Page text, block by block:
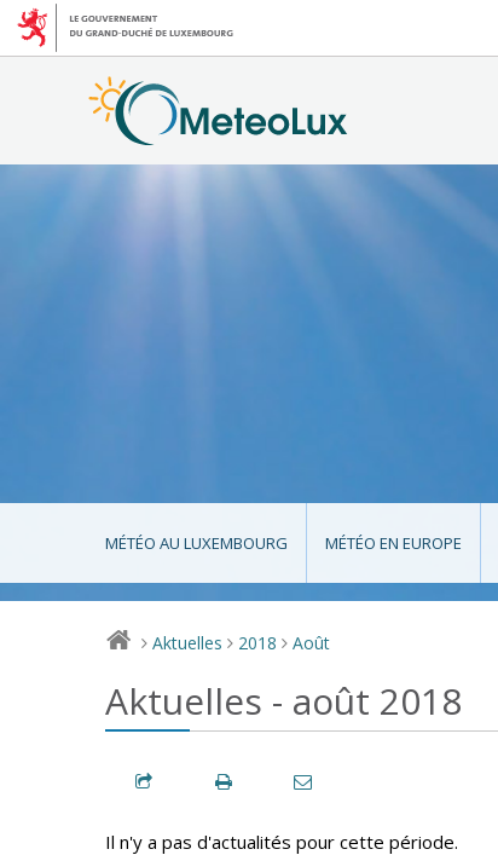
MÉTÉO AU LUXEMBOURG MÉTÉO EN EUROPE
> Aktuelles > 2018 > Août
Aktuelles - août 2018
Il n'y a pas d'actualités pour cette période.